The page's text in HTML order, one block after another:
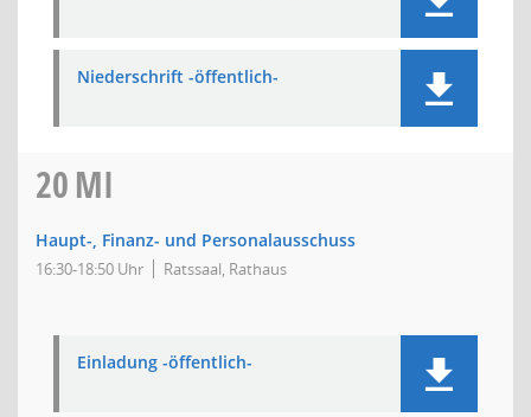
Niederschrift -öffentlich-
20MI
Haupt-, Finanz- und Personalausschuss
16:30-18:50 Uhr Ratssaal, Rathaus
Einladung -öffentlich-